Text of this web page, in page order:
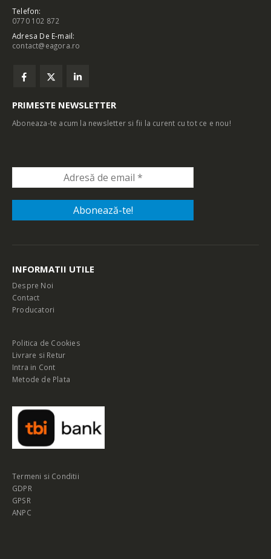
Telefon:
0770 102 872
Adresa De E-mail:
contact@eagora.ro
PRIMESTE NEWSLETTER
Aboneaza-te acum la newsletter si fii la curent cu tot ce e nou!
INFORMATII UTILE
Despre Noi
Contact
Producatori
Politica de Cookies
Livrare si Retur
Intra in Cont
Metode de Plata
Termeni si Conditii
GDPR
GPSR
ANPC